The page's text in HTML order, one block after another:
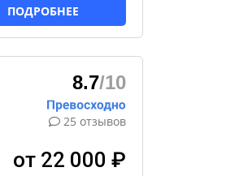
ПОДРОБНЕЕ
8.7/10
25 отзывов
от 22 000 ₽